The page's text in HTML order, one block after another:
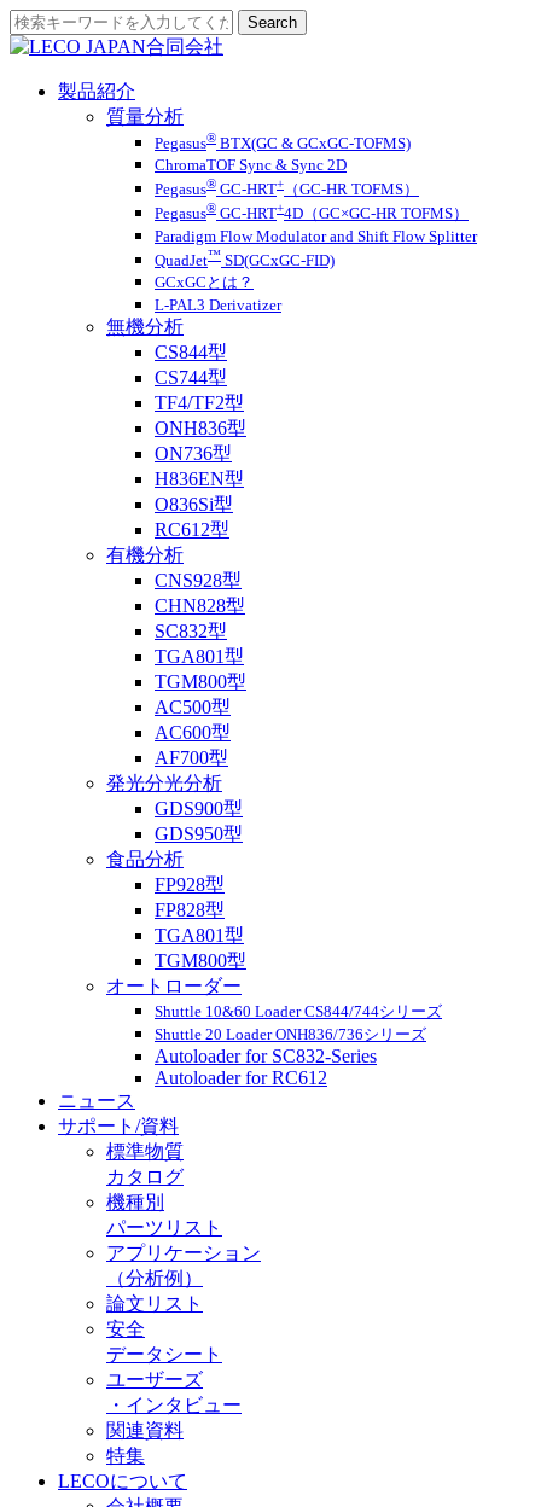
製品紹介
質量分析
Pegasus® BTX(GC & GCxGC-TOFMS)
ChromaTOF Sync & Sync 2D
Pegasus® GC-HRT+
（GC-HR TOFMS）
Pegasus® GC-HRT+4D（GC×GC-HR TOFMS）
Paradigm Flow Modulator and Shift Flow Splitter
QuadJet™ SD(GCxGC-FID)
GCxGCとは？
L-PAL3 Derivatizer
無機分析
CS844型
CS744型
TF4/TF2型
ONH836型
ON736型
H836EN型
O836Si型
RC612型
有機分析
CNS928型
CHN828型
SC832型
TGA801型
TGM800型
AC500型
AC600型
AF700型
発光分光分析
GDS900型
GDS950型
食品分析
FP928型
FP828型
TGA801型
TGM800型
オートローダー
Shuttle 10&60 Loader CS844/744シリーズ
Shuttle 20 Loader ONH836/736シリーズ
Autoloader for SC832-Series
Autoloader for RC612
ニュース
サポート/資料
標準物質
カタログ
機種別
パーツリスト
アプリケーション
（分析例）
論文リスト
安全
データシート
ユーザーズ
・インタビュー
関連資料
特集
LECOについて